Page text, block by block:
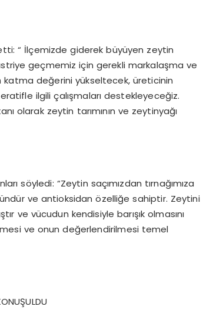
“ İlçemizde giderek büyüyen zeytin
geçmemiz için gerekli markalaşma ve
katma değerini yükseltecek, üreticinin
ilgili çalışmaları destekleyeceğiz.
olarak zeytin tarımının ve zeytinyağı
söyledi: “Zeytin saçımızdan tırnağımıza
ve antioksidan özelliğe sahiptir. Zeytini
ve vücudun kendisiyle barışık olmasını
ve onun değerlendirilmesi temel